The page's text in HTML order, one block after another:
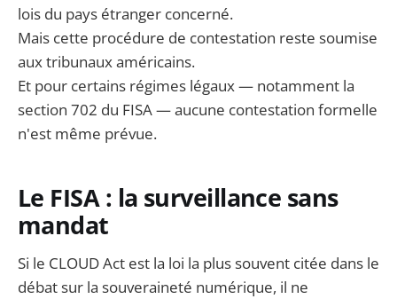
lois du pays étranger concerné.
Mais cette procédure de contestation reste soumise
aux tribunaux américains.
Et pour certains régimes légaux — notamment la
section 702 du FISA — aucune contestation formelle
n'est même prévue.
Le FISA : la surveillance sans
mandat
Si le CLOUD Act est la loi la plus souvent citée dans le
débat sur la souveraineté numérique, il ne